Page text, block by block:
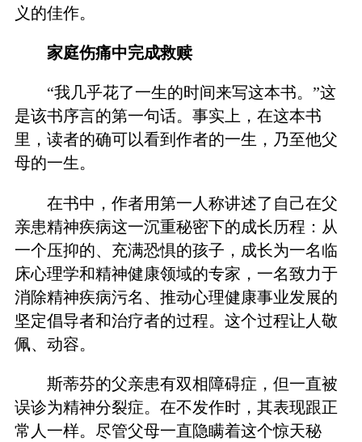
义的佳作。
家庭伤痛中完成救赎
“我几乎花了一生的时间来写这本书。”这
是该书序言的第一句话。事实上，在这本书
里，读者的确可以看到作者的一生，乃至他父
母的一生。
在书中，作者用第一人称讲述了自己在父
亲患精神疾病这一沉重秘密下的成长历程：从
一个压抑的、充满恐惧的孩子，成长为一名临
床心理学和精神健康领域的专家，一名致力于
消除精神疾病污名、推动心理健康事业发展的
坚定倡导者和治疗者的过程。这个过程让人敬
佩、动容。
斯蒂芬的父亲患有双相障碍症，但一直被
误诊为精神分裂症。在不发作时，其表现跟正
常人一样。尽管父母一直隐瞒着这个惊天秘